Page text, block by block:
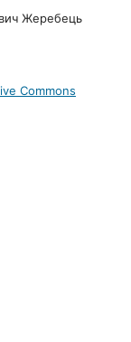
Жеребець
Commons